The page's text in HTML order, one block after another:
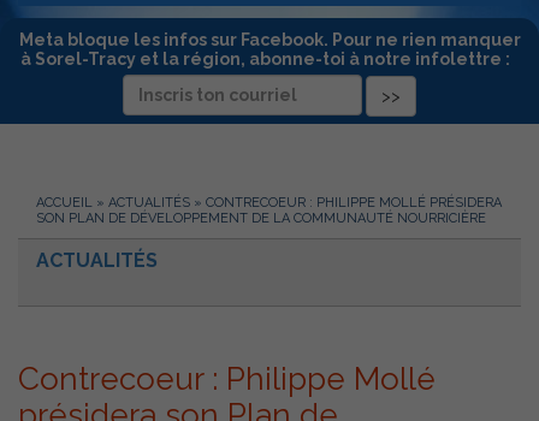
Meta bloque les infos sur Facebook. Pour ne rien manquer
à Sorel-Tracy et la région, abonne-toi à notre infolettre :
ACCUEIL » ACTUALITÉS » CONTRECOEUR : PHILIPPE MOLLÉ PRÉSIDERA
SON PLAN DE DÉVELOPPEMENT DE LA COMMUNAUTÉ NOURRICIÈRE
ACTUALITÉS
Contrecoeur : Philippe Mollé